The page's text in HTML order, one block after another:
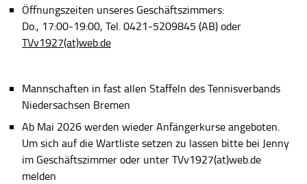
Öffnungszeiten unseres Geschäftszimmers:
Do., 17:00-19:00, Tel. 0421-5209845 (AB) oder
TVv1927(at)web.de
Mannschaften in fast allen Staffeln des Tennisverbands
Niedersachsen Bremen
Ab Mai 2026 werden wieder Anfängerkurse angeboten.
Um sich auf die Wartliste setzen zu lassen bitte bei Jenny
im Geschäftszimmer oder unter TVv1927(at)web.de
melden